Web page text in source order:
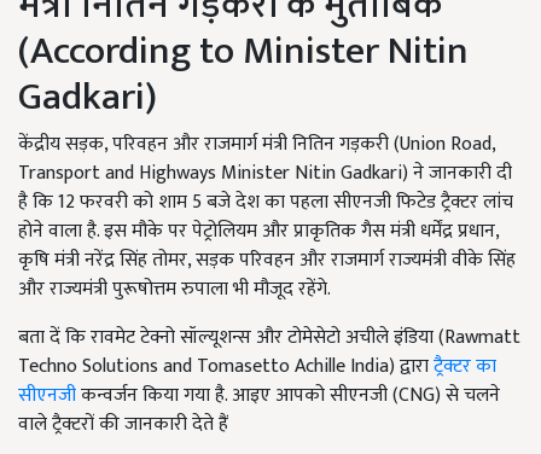
(According to Minister Nitin
Gadkari)
केंद्रीय सड़क, परिवहन और राजमार्ग मंत्री नितिन गड़करी (Union Road,
Transport and Highways Minister Nitin Gadkari) ने जानकारी दी
है कि 12 फरवरी को शाम 5 बजे देश का पहला सीएनजी फिटेड ट्रैक्टर लांच
होने वाला है. इस मौके पर पेट्रोलियम और प्राकृतिक गैस मंत्री धर्मेंद्र प्रधान,
कृषि मंत्री नरेंद्र सिंह तोमर, सड़क परिवहन और राजमार्ग राज्यमंत्री वीके सिंह
और राज्यमंत्री पुरूषोत्तम रुपाला भी मौजूद रहेंगे.
बता दें कि रावमेट टेक्नो सॉल्यूशन्स और टोमेसेटो अचीले इंडिया (Rawmatt
Techno Solutions and Tomasetto Achille India) द्वाराट्रैक्टर का
सीएनजीकन्वर्जन किया गया है. आइए आपको सीएनजी (CNG) से चलने
वाले ट्रैक्टरों की जानकारी देते हैं